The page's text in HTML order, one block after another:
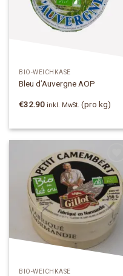
Wishlist
BIO-WEICHKÄSE
Bleu d’Auvergne AOP
€32.90 inkl. MwSt. (pro kg)
Add to
Wishlist
BIO-WEICHKÄSE